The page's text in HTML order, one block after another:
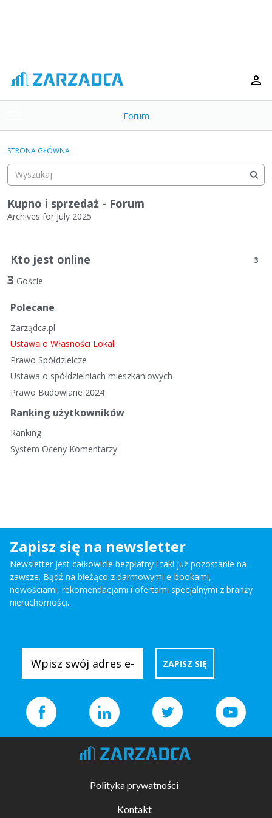
o
g
e
m
e
n
Forum
Kategorie
Dyskusje
Aktywność
STRONA GŁÓWNA
Kupno i sprzedaż - Forum
Archives for July 2025
s
t
d
s
k
u
s
n
Kto jest online 3
3 Goście
Polecane
Zarządca.pl
Ustawa o Własności Lokali
Prawo Spółdzielcze
Ustawa o spółdzielniach mieszkaniowych
Prawo Budowlane 2024
Ranking użytkowników
Ranking
System Oceny Komentarzy
Zapisz się na newsletter
Newsletter jest całkowicie bezpłatny i taki już pozostanie na
zawsze. Bądź na bieżąco z darmowymi e-bookami,
nowościami, rekomendacjami i ofertami specjalnymi z branży
nieruchomości.
Polityka prywatności
Kontakt